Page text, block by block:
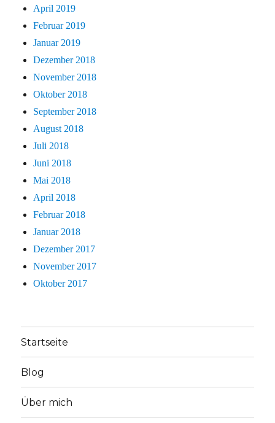
April 2019
Februar 2019
Januar 2019
Dezember 2018
November 2018
Oktober 2018
September 2018
August 2018
Juli 2018
Juni 2018
Mai 2018
April 2018
Februar 2018
Januar 2018
Dezember 2017
November 2017
Oktober 2017
Startseite
Blog
Über mich